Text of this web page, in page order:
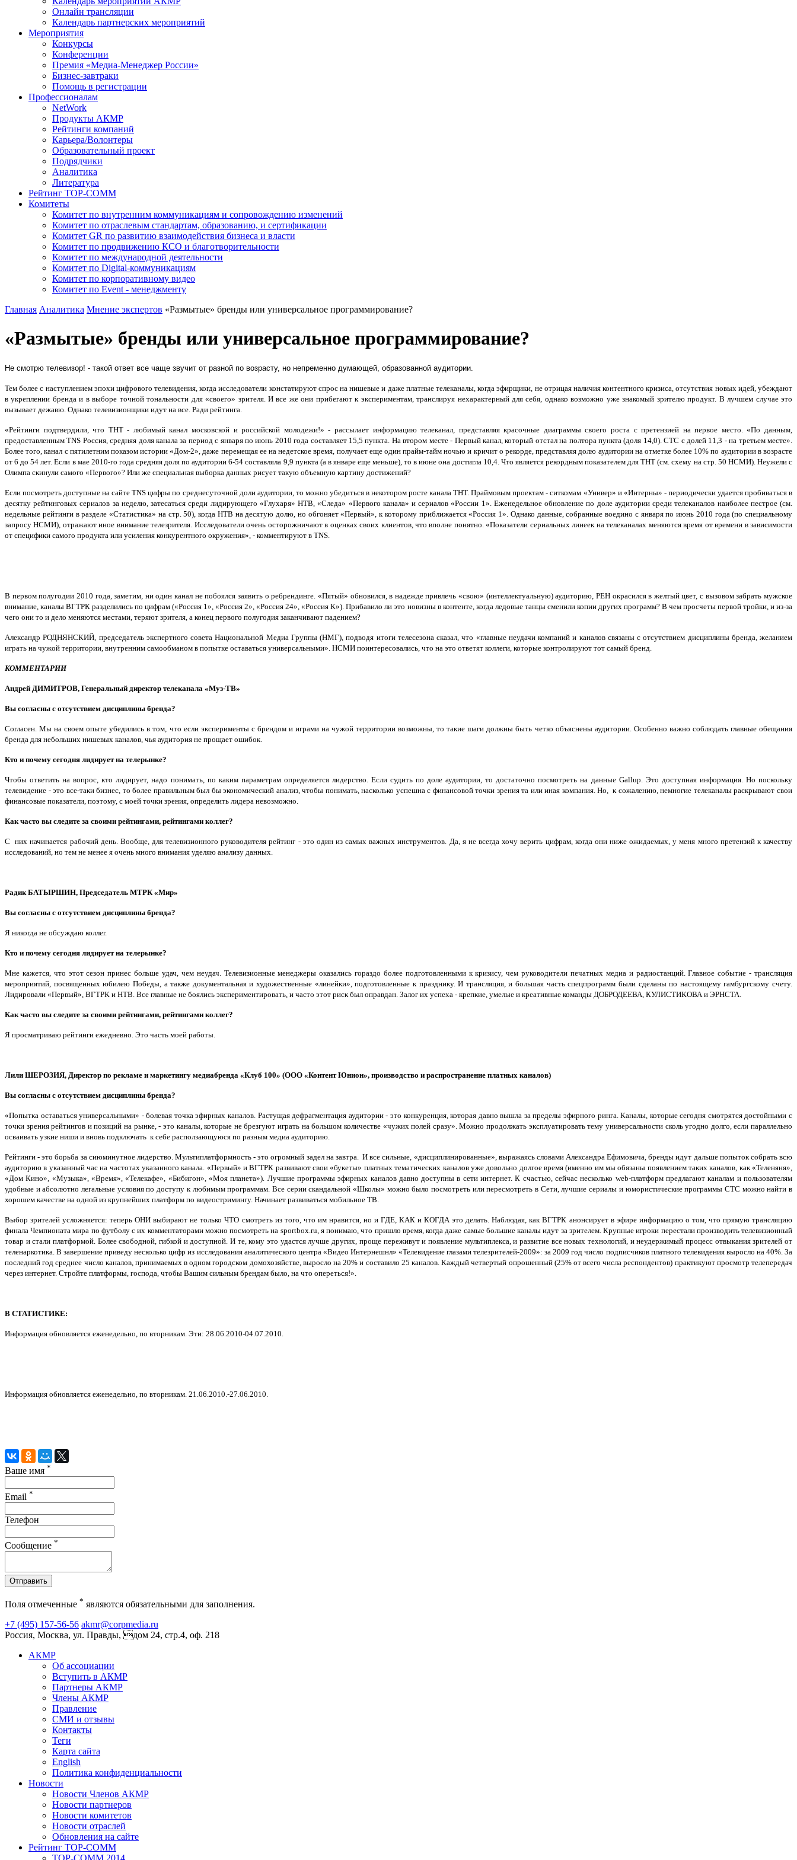
Онлайн трансляции
Календарь партнерских мероприятий
Мероприятия
Конкурсы
Конференции
Премия «Медиа-Менеджер России»
Бизнес-завтраки
Помощь в регистрации
Профессионалам
NetWork
Продукты АКМР
Рейтинги компаний
Карьера/Волонтеры
Образовательный проект
Подрядчики
Аналитика
Литература
Рейтинг TOP-COMM
Комитеты
Комитет по внутренним коммуникациям и сопровождению изменений
Комитет по отраслевым стандартам, образованию, и сертификации
Комитет GR по развитию взаимодействия бизнеса и власти
Комитет по продвижению КСО и благотворительности
Комитет по международной деятельности
Комитет по Digital-коммуникациям
Комитет по корпоративному видео
Комитет по Event - менеджменту
Главная Аналитика Мнение экспертов «Размытые» бренды или универсальное программирование?
«Размытые» бренды или универсальное программирование?
Не смотрю телевизор! - такой ответ все чаще звучит от разной по возрасту, но непременно думающей, образованной аудитории.
Тем более с наступлением эпохи цифрового телевидения, когда исследователи констатируют спрос на нишевые и даже платные телеканалы, когда эфирщики, не отрицая наличия контентного кризиса, отсутствия новых идей, убеждают
в укреплении бренда и в выборе точной тональности для «своего» зрителя. И все же они прибегают к экспериментам, транслируя нехарактерный для себя, однако возможно уже знакомый зрителю продукт. В лучшем случае это
вызывает дежавю. Однако телевизионщики идут на все. Ради рейтинга.
«Рейтинги подтвердили, что ТНТ - любимый канал московской и российской молодежи!» - рассылает информацию телеканал, представляя красочные диаграммы своего роста с претензией на первое место. «По данным,
предоставленным TNS Россия, средняя доля канала за период с января по июнь 2010 года составляет 15,5 пункта. На втором месте - Первый канал, который отстал на полтора пункта (доля 14,0). СТС с долей 11,3 - на третьем месте».
Более того, канал с пятилетним показом истории «Дом-2», даже перемещая ее на недетское время, получает еще один прайм-тайм ночью и кричит о рекорде, представляя долю аудитории на отметке более 10% по аудитории в возрасте
от 6 до 54 лет. Если в мае 2010-го года средняя доля по аудитории 6-54 составляла 9,9 пункта (а в январе еще меньше), то в июне она достигла 10,4. Что является рекордным показателем для ТНТ (см. схему на стр. 50 НСМИ). Неужели с
Олимпа скинули самого «Первого»? Или же специальная выборка данных рисует такую объемную картину достижений?
Если посмотреть доступные на сайте TNS цифры по среднесуточной доли аудитории, то можно убедиться в некотором росте канала ТНТ. Праймовым проектам - ситкомам «Универ» и «Интерны» - периодически удается пробиваться в
десятку рейтинговых сериалов за неделю, затесаться среди лидирующего «Глухаря» НТВ, «Следа» «Первого канала» и сериалов «России 1». Еженедельное обновление по доле аудитории среди телеканалов наиболее пестрое (см.
недельные рейтинги в разделе «Статистика» на стр. 50), когда НТВ на десятую долю, но обгоняет «Первый», к которому приближается «Россия 1». Однако данные, собранные воедино с января по июнь 2010 года (по специальному
запросу НСМИ), отражают иное внимание телезрителя. Исследователи очень осторожничают в оценках своих клиентов, что вполне понятно. «Показатели сериальных линеек на телеканалах меняются время от времени в зависимости
от специфики самого продукта или усиления конкурентного окружения», - комментируют в TNS.
В первом полугодии 2010 года, заметим, ни один канал не побоялся заявить о ребрендинге. «Пятый» обновился, в надежде привлечь «свою» (интеллектуальную) аудиторию, РЕН окрасился в желтый цвет, с вызовом забрать мужское
внимание, каналы ВГТРК разделились по цифрам («Россия 1», «Россия 2», «Россия 24», «Россия К»). Прибавило ли это новизны в контенте, когда ледовые танцы сменили копии других программ? В чем просчеты первой тройки, и из-за
чего они то и дело меняются местами, теряют зрителя, а конец первого полугодия заканчивают падением?
Александр РОДНЯНСКИЙ, председатель экспертного совета Национальной Медиа Группы (НМГ), подводя итоги телесезона сказал, что «главные неудачи компаний и каналов связаны с отсутствием дисциплины бренда, желанием
играть на чужой территории, внутренним самообманом в попытке оставаться универсальными». НСМИ поинтересовались, что на это ответят коллеги, которые контролируют тот самый бренд.
КОММЕНТАРИИ
Андрей ДИМИТРОВ, Генеральный директор телеканала «Муз-ТВ»
Вы согласны с отсутствием дисциплины бренда?
Согласен. Мы на своем опыте убедились в том, что если эксперименты с брендом и играми на чужой территории возможны, то такие шаги должны быть четко объяснены аудитории. Особенно важно соблюдать главные обещания
бренда для небольших нишевых каналов, чья аудитория не прощает ошибок.
Кто и почему сегодня лидирует на телерынке?
Чтобы ответить на вопрос, кто лидирует, надо понимать, по каким параметрам определяется лидерство. Если судить по доле аудитории, то достаточно посмотреть на данные Gallup. Это доступная информация. Но поскольку
телевидение - это все-таки бизнес, то более правильным был бы экономический анализ, чтобы понимать, насколько успешна с финансовой точки зрения та или иная компания. Но, к сожалению, немногие телеканалы раскрывают свои
финансовые показатели, поэтому, с моей точки зрения, определить лидера невозможно.
Как часто вы следите за своими рейтингами, рейтингами коллег?
С них начинается рабочий день. Вообще, для телевизионного руководителя рейтинг - это один из самых важных инструментов. Да, я не всегда хочу верить цифрам, когда они ниже ожидаемых, у меня много претензий к качеству
исследований, но тем не менее я очень много внимания уделяю анализу данных.
Радик БАТЫРШИН, Председатель МТРК «Мир»
Вы согласны с отсутствием дисциплины бренда?
Я никогда не обсуждаю коллег.
Кто и почему сегодня лидирует на телерынке?
Мне кажется, что этот сезон принес больше удач, чем неудач. Телевизионные менеджеры оказались гораздо более подготовленными к кризису, чем руководители печатных медиа и радиостанций. Главное событие - трансляция
мероприятий, посвященных юбилею Победы, а также документальная и художественные «линейки», подготовленные к празднику. И трансляция, и большая часть спецпрограмм были сделаны по настоящему гамбургскому счету.
Лидировали «Первый», ВГТРК и НТВ. Все главные не боялись экспериментировать, и часто этот риск был оправдан. Залог их успеха - крепкие, умелые и креативные команды ДОБРОДЕЕВА, КУЛИСТИКОВА и ЭРНСТА.
Как часто вы следите за своими рейтингами, рейтингами коллег?
Я просматриваю рейтинги ежедневно. Это часть моей работы.
Лили ШЕРОЗИЯ, Директор по рекламе и маркетингу медиабренда «Клуб 100» (ООО «Контент Юнион», производство и распространение платных каналов)
Вы согласны с отсутствием дисциплины бренда?
«Попытка оставаться универсальными» - болевая точка эфирных каналов. Растущая дефрагментация аудитории - это конкуренция, которая давно вышла за пределы эфирного ринга. Каналы, которые сегодня смотрятся достойными с
точки зрения рейтингов и позиций на рынке, - это каналы, которые не брезгуют играть на большом количестве «чужих полей сразу». Можно продолжать эксплуатировать тему универсальности сколь угодно долго, если параллельно
осваивать узкие ниши и вновь подключать к себе расползающуюся по разным медиа аудиторию.
Рейтинги - это борьба за сиюминутное лидерство. Мультиплатформность - это огромный задел на завтра. И все сильные, «дисциплинированные», выражаясь словами Александра Ефимовича, бренды идут дальше попыток собрать всю
аудиторию в указанный час на частотах указанного канала. «Первый» и ВГТРК развивают свои «букеты» платных тематических каналов уже довольно долгое время (именно им мы обязаны появлением таких каналов, как «Теленяня»,
«Дом Кино», «Музыка», «Время», «Телекафе», «Бибигон», «Моя планета»). Лучшие программы эфирных каналов давно доступны в сети интернет. К счастью, сейчас несколько web-платформ предлагают каналам и пользователям
удобные и абсолютно легальные условия по доступу к любимым программам. Все серии скандальной «Школы» можно было посмотреть или пересмотреть в Сети, лучшие сериалы и юмористические программы СТС можно найти в
хорошем качестве на одной из крупнейших платформ по видеостримингу. Начинает развиваться мобильное ТВ.
Выбор зрителей усложняется: теперь ОНИ выбирают не только ЧТО смотреть из того, что им нравится, но и ГДЕ, КАК и КОГДА это делать. Наблюдая, как ВГТРК анонсирует в эфире информацию о том, что прямую трансляцию
финала Чемпионата мира по футболу с их комментаторами можно посмотреть на sportbox.ru, я понимаю, что пришло время, когда даже самые большие каналы идут за зрителем. Крупные игроки перестали производить телевизионный
товар и стали платформой. Более свободной, гибкой и доступной. И те, кому это удастся лучше других, проще переживут и появление мультиплекса, и развитие все новых технологий, и неудержимый процесс отвыкания зрителей от
теленаркотика. В завершение приведу несколько цифр из исследования аналитического центра «Видео Интернешнл» «Телевидение глазами телезрителей-2009»: за 2009 год число подписчиков платного телевидения выросло на 40%. За
последний год среднее число каналов, принимаемых в одном городском домохозяйстве, выросло на 20% и составило 25 каналов. Каждый четвертый опрошенный (25% от всего числа респондентов) практикуют просмотр телепередач
через интернет. Стройте платформы, господа, чтобы Вашим сильным брендам было, на что опереться!».
В СТАТИСТИКЕ:
Информация обновляется еженедельно, по вторникам. Эти: 28.06.2010-04.07.2010.
Информация обновляется еженедельно, по вторникам. 21.06.2010.-27.06.2010.
Ваше имя *
Email *
Телефон
Сообщение *
Отправить
Поля отмеченные * являются обязательными для заполнения.
+7 (495) 157-56-56 akmr@corpmedia.ru
Россия, Москва, ул. Правды, дом 24, стр.4, оф. 218
АКМР
Об ассоциации
Вступить в АКМР
Партнеры АКМР
Члены АКМР
Правление
СМИ и отзывы
Контакты
Теги
Карта сайта
English
Политика конфиденциальности
Новости
Новости Членов АКМР
Новости партнеров
Новости комитетов
Новости отраслей
Обновления на сайте
Рейтинг TOP-COMM